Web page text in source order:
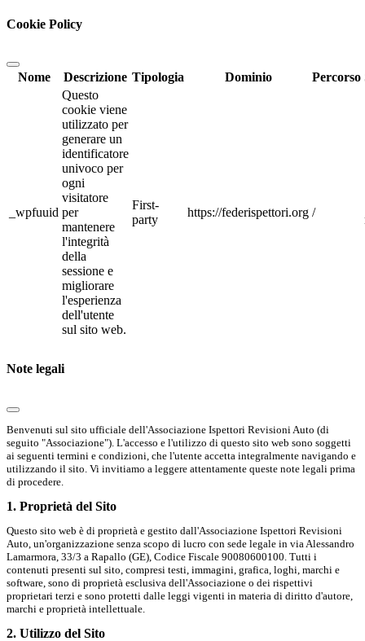
Cookie Policy
Nome Descrizione Tipologia Dominio Percorso
_wpfuuid
Questo
cookie viene
utilizzato per
generare un
identificatore
univoco per
ogni
visitatore
per
mantenere
l'integrità
della
sessione e
migliorare
l'esperienza
dell'utente
sul sito web.
First-
party
https://federispettori.org /
Note legali
Benvenuti sul sito ufficiale dell'Associazione Ispettori Revisioni Auto (di
seguito "Associazione"). L'accesso e l'utilizzo di questo sito web sono soggetti
ai seguenti termini e condizioni, che l'utente accetta integralmente navigando e
utilizzando il sito. Vi invitiamo a leggere attentamente queste note legali prima
di procedere.
1. Proprietà del Sito
Questo sito web è di proprietà e gestito dall'Associazione Ispettori Revisioni
Auto, un'organizzazione senza scopo di lucro con sede legale in via Alessandro
Lamarmora, 33/3 a Rapallo (GE), Codice Fiscale 90080600100. Tutti i
contenuti presenti sul sito, compresi testi, immagini, grafica, loghi, marchi e
software, sono di proprietà esclusiva dell'Associazione o dei rispettivi
proprietari terzi e sono protetti dalle leggi vigenti in materia di diritto d'autore,
marchi e proprietà intellettuale.
2. Utilizzo del Sito